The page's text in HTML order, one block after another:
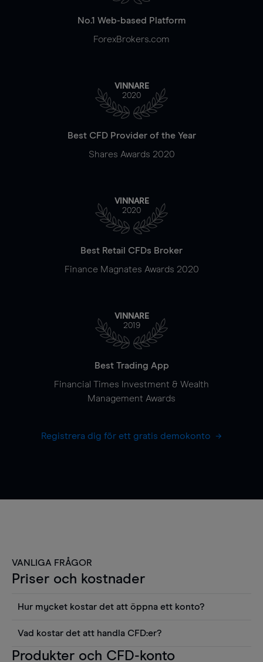
No.1 Web-based Platform
ForexBrokers.com
VINNARE
2020
Best CFD Provider of the Year
Shares Awards 2020
VINNARE
2020
Best Retail CFDs Broker
Finance Magnates Awards 2020
VINNARE
2019
Best Trading App
Financial Times Investment & Wealth
Management Awards
Registrera dig för ett gratis demokonto
VANLIGA FRÅGOR
Priser och kostnader
Hur mycket kostar det att öppna ett konto?
använda sådana verktyg som diagram, Reuters
Vad kostar det att handla CFD:er?
Det är en rad kostnader att tänka på när man
Produkter och CFD-konto